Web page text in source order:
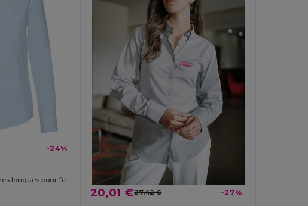
-24%
Chemise oxford à manches longues pour femmes
20,01 €27,42 € -27%